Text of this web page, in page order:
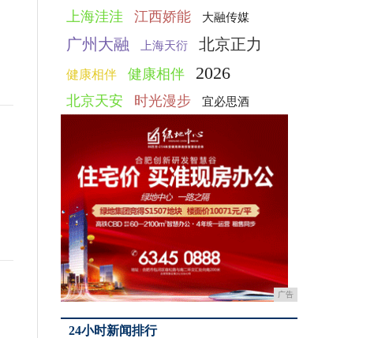
上海洼洼 江西娇能 大融传媒
广州大融 上海天衍 北京正力
健康相伴 健康相伴 2026
北京天安 时光漫步 宜必思酒
广告
24小时新闻排行